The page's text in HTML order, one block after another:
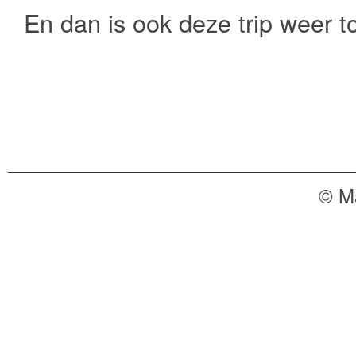
En dan is ook deze trip weer
©